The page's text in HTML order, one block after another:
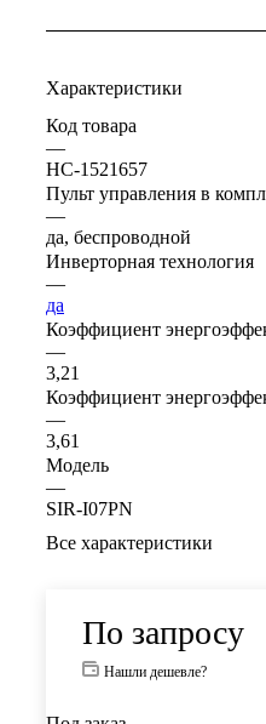
Характеристики
Код товара
—
НС-1521657
Пульт управления в
—
да, беспроводной
Инверторная технология
—
да
Коэффициент
—
3,21
Коэффициент
—
3,61
Модель
—
SIR-I07PN
Все характеристики
По запросу
Нашли дешевле?